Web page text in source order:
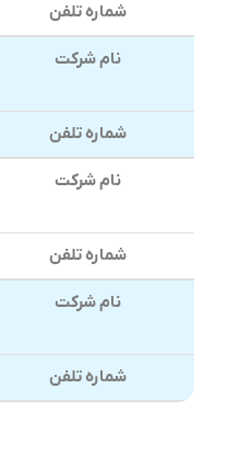
شماره تلفن
نام شرکت
شماره تلفن
نام شرکت
شماره تلفن
نام شرکت
شماره تلفن